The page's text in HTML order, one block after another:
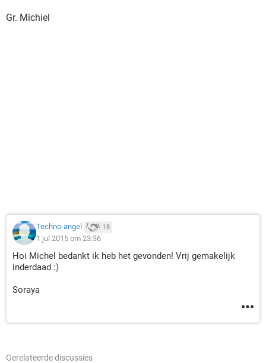
Gr. Michiel
Techno-angel 18
1 jul 2015 om 23:36
Hoi Michel bedankt ik heb het gevonden! Vrij gemakelijk
inderdaad :)
Soraya
Gerelateerde discussies